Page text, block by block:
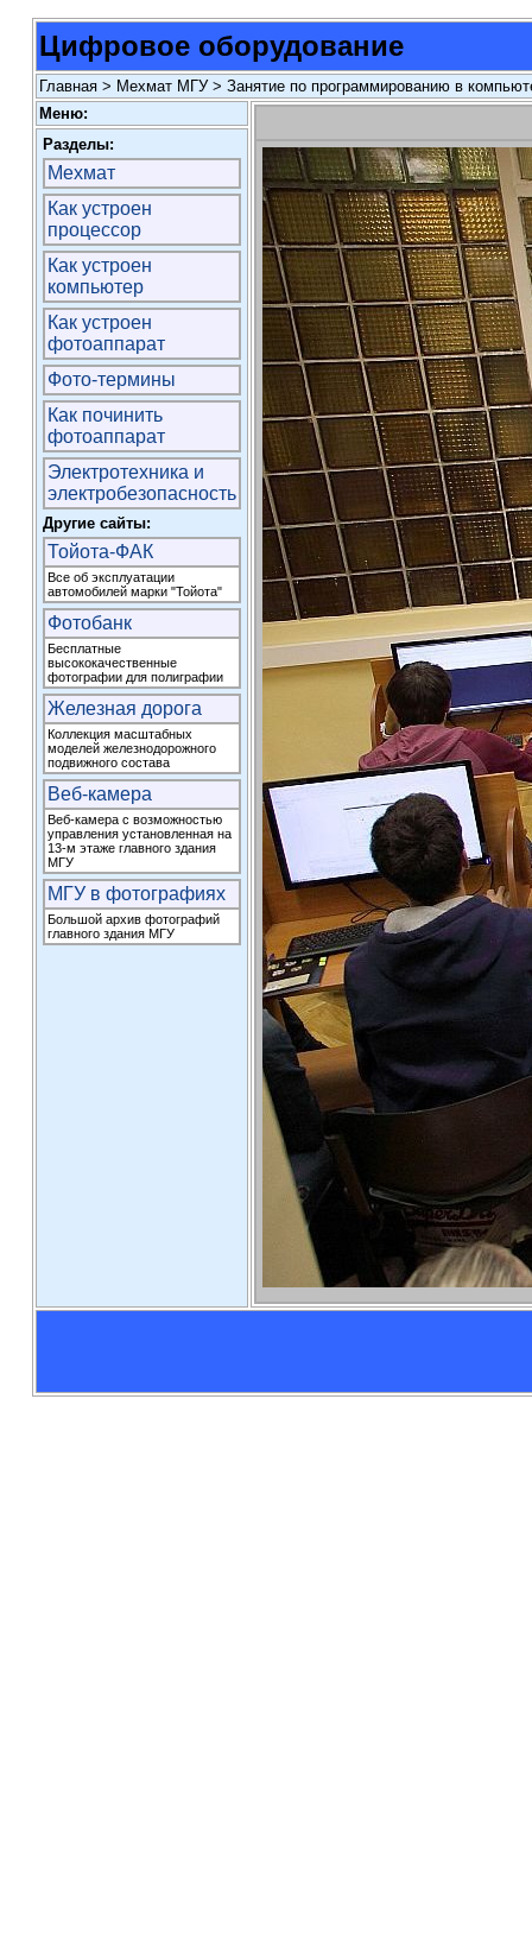
Цифровое оборудование
Главная > Мехмат МГУ> Занятие по программированию в
Меню:
Разделы:
Мехмат
Как устроен
процессор
Как устроен
компьютер
Как устроен
фотоаппарат
Фото-термины
Как починить
фотоаппарат
Электротехника и
электробезопасность
Другие сайты:
Тойота-ФАК
Все об эксплуатации
автомобилей марки "Тойота"
Фотобанк
Бесплатные
высококачественные
фотографии для полиграфии
Железная дорога
Коллекция масштабных
моделей железнодорожного
подвижного состава
Веб-камера
Веб-камера с возможностью
управления установленная на
13-м этаже главного здания
МГУ
МГУ в фотографиях
Большой архив фотографий
главного здания МГУ